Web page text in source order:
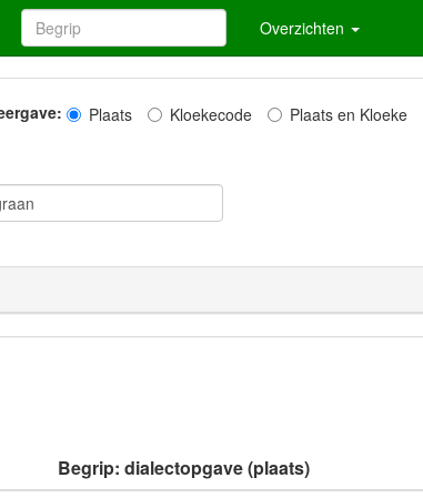
Overzichten
Plaats Kloekecode Plaats en Kloeke
Begrip: dialectopgave (plaats)